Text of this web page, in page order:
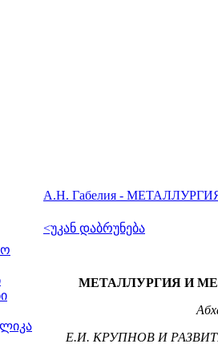
А.Н. Габелия -
<უკან დაბრუნება
МЕТАЛЛУРГИЯ И
Е.И. КРУПНОВ И